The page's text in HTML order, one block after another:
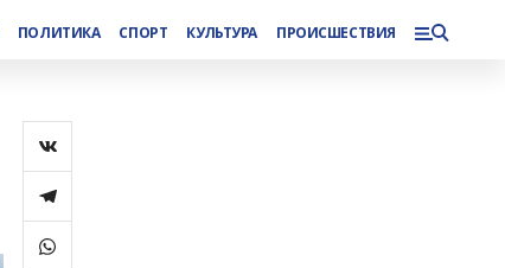
ПОЛИТИКА СПОРТ КУЛЬТУРА ПРОИСШЕСТВИЯ